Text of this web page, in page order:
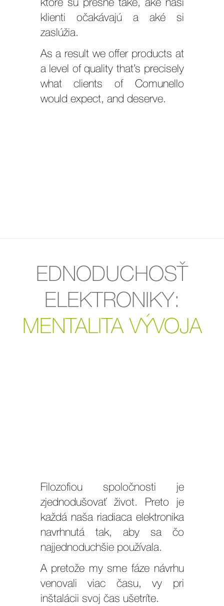
klienti očakávajú a aké si
zaslúžia.
As a result we offer products at
a level of quality that’s precisely
what clients of Comunello
would expect, and deserve.
EDNODUCHOSŤ
ELEKTRONIKY:
MENTALITA VÝVOJA
Filozofiou spoločnosti je
zjednodušovať život. Preto je
každánaša riadiaca elektronika
navrhnutá tak, aby sa čo
najjednoduchšie používala.
A pretože my sme fáze návrhu
venovali viac času, vy pri
inštalácii svoj čas ušetríte.